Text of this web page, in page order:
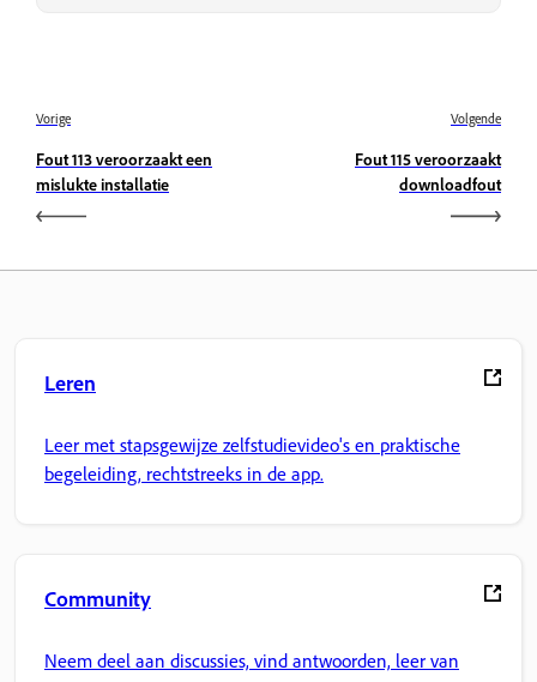
Vorige
Fout 113 veroorzaakt een
mislukte installatie
Volgende
Fout 115 veroorzaakt
downloadfout
Leren
Leer met stapsgewijze zelfstudievideo's en praktische
begeleiding, rechtstreeks in de app.
Community
Neem deel aan discussies, vind antwoorden, leer van